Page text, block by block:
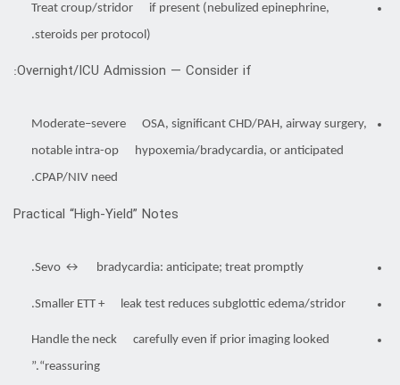
Treat croup/stridor if present (nebulized epinephrine,
steroids per protocol).
Overnight/ICU Admission — Consider if:
Moderate–severe OSA, significant CHD/PAH, airway surgery,
notable intra-op hypoxemia/bradycardia, or anticipated
CPAP/NIV need.
Practical “High-Yield” Notes
Sevo ↔ bradycardia: anticipate; treat promptly.
Smaller ETT + leak test reduces subglottic edema/stridor.
Handle the neck carefully even if prior imaging looked
“reassuring.”